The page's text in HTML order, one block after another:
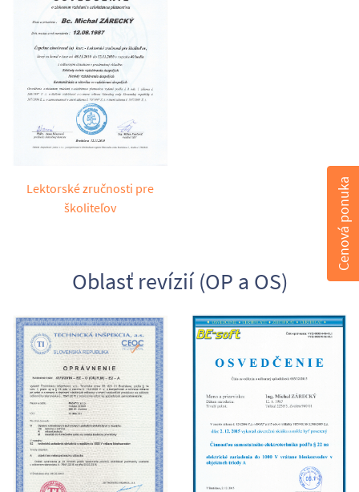
Lektorské zručnosti pre
školiteľov
Oblasť revízií (OP a OS)
Cenová ponuka